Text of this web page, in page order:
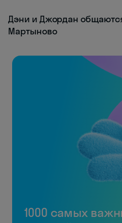
Дэни и Джордан
Мартыново
1000 самых